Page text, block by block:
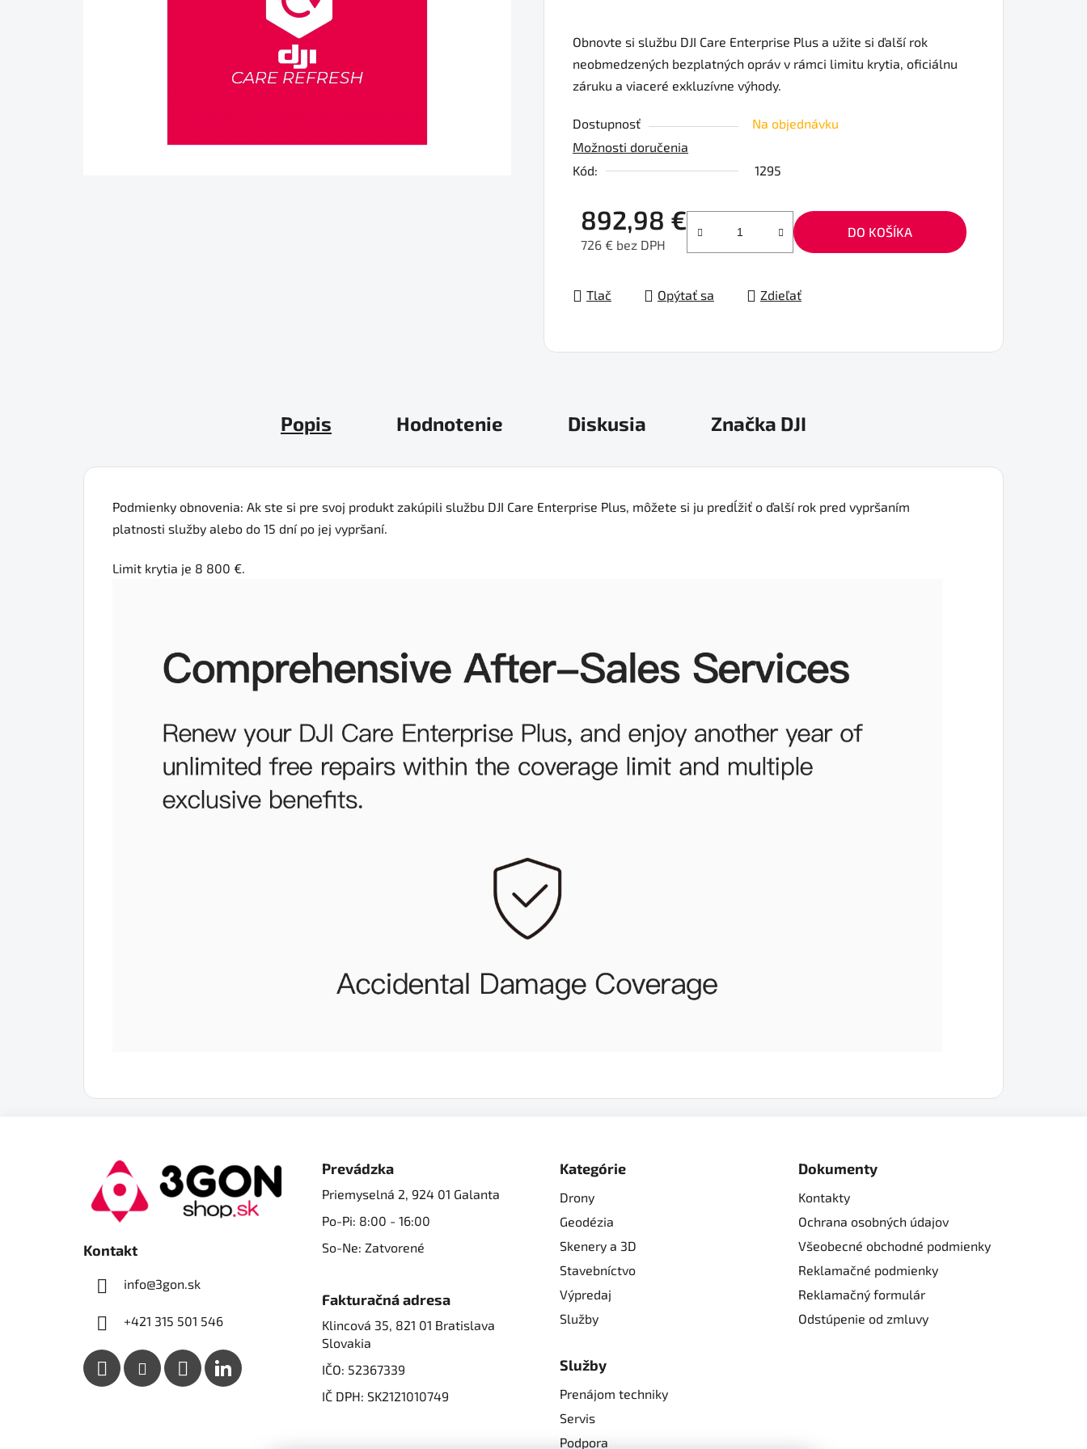
0,0
z
5
Obnovte si službu DJI Care Enterprise Plus a užite si ďalší rok
neobmedzených bezplatných opráv v rámci limitu krytia, oficiálnu
záruku a viaceré exkluzívne výhody.
Dostupnosť
Na objednávku
Možnosti doručenia
Kód:
1295
892,98 €
726 € bez DPH
DO KOŠÍKA
Tlač Opýtať sa Zdieľať
Popis Hodnotenie Diskusia Značka DJI
Podmienky obnovenia: Ak ste si pre svoj produkt zakúpili službu DJI Care Enterprise Plus, môžete si ju predĺžiť o ďalší rok pred vypršaním
platnosti služby alebo do 15 dní po jej vypršaní.
Limit krytia je 8 800 €.
Kontakt
info@3gon.sk
+421 315 501 546
Prevádzka
Priemyselná 2, 924 01 Galanta
Po-Pi: 8:00 - 16:00
So-Ne: Zatvorené
Fakturačná adresa
Klincová 35, 821 01 Bratislava
Slovakia
IČO: 52367339
IČ DPH: SK2121010749
Kategórie
Drony
Geodézia
Skenery a 3D
Stavebníctvo
Výpredaj
Služby
Služby
Prenájom techniky
Servis
Podpora
Dokumenty
Kontakty
Ochrana osobných údajov
Všeobecné obchodné podmienky
Reklamačné podmienky
Reklamačný formulár
Odstúpenie od zmluvy